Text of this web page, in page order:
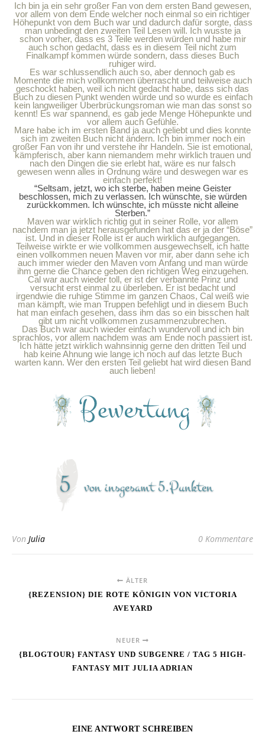
Ich bin ja ein sehr großer Fan von dem ersten Band gewesen,
vor allem von dem Ende welcher noch einmal so ein richtiger
Höhepunkt von dem Buch war und dadurch dafür sorgte, dass
man unbedingt den zweiten Teil Lesen will. Ich wusste ja
schon vorher, dass es 3 Teile werden würden und habe mir
auch schon gedacht, dass es in diesem Teil nicht zum
Finalkampf kommen würde sondern, dass dieses Buch
ruhiger wird.
Es war schlussendlich auch so, aber dennoch gab es
Momente die mich vollkommen überrascht und teilweise auch
geschockt haben, weil ich nicht gedacht habe, dass sich das
Buch zu diesen Punkt wenden würde und so wurde es einfach
kein langweiliger Überbrückungsroman wie man das sonst so
kennt! Es war spannend, es gab jede Menge Höhepunkte und
vor allem auch Gefühle.
Mare habe ich im ersten Band ja auch geliebt und dies konnte
sich im zweiten Buch nicht ändern. Ich bin immer noch ein
großer Fan von ihr und verstehe ihr Handeln. Sie ist emotional,
kämpferisch, aber kann niemandem mehr wirklich trauen und
nach den Dingen die sie erlebt hat, wäre es nur falsch
gewesen wenn alles in Ordnung wäre und deswegen war es
einfach perfekt!
“Seltsam, jetzt, wo ich sterbe, haben meine Geister
beschlossen, mich zu verlassen. Ich wünschte, sie würden
zurückkommen. Ich wünschte, ich müsste nicht alleine
Sterben.”
Maven war wirklich richtig gut in seiner Rolle, vor allem
nachdem man ja jetzt herausgefunden hat das er ja der “Böse”
ist. Und in dieser Rolle ist er auch wirklich aufgegangen.
Teilweise wirkte er wie vollkommen ausgewechselt, ich hatte
einen vollkommen neuen Maven vor mir, aber dann sehe ich
auch immer wieder den Maven vom Anfang und man würde
ihm gerne die Chance geben den richtigen Weg einzugehen.
Cal war auch wieder toll, er ist der verbannte Prinz und
versucht erst einmal zu überleben. Er ist bedacht und
irgendwie die ruhige Stimme im ganzen Chaos, Cal weiß wie
man kämpft, wie man Truppen befehligt und in diesem Buch
hat man einfach gesehen, dass ihm das so ein bisschen halt
gibt um nicht vollkommen zusammenzubrechen.
Das Buch war auch wieder einfach wundervoll und ich bin
sprachlos, vor allem nachdem was am Ende noch passiert ist.
Ich hätte jetzt wirklich wahnsinnig gerne den dritten Teil und
hab keine Ahnung wie lange ich noch auf das letzte Buch
warten kann. Wer den ersten Teil geliebt hat wird diesen Band
auch lieben!
Von Julia 0 Kommentare
ÄLTER
{REZENSION} DIE ROTE KÖNIGIN VON VICTORIA
AVEYARD
NEUER
{BLOGTOUR} FANTASY UND SUBGENRE / TAG 5 HIGH-
FANTASY MIT JULIA ADRIAN
EINE ANTWORT SCHREIBEN